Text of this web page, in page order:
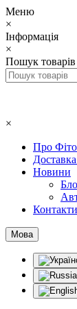
Меню
×
Інформація
×
Пошук товарів
×
Про
Новини
Контакти
Мова